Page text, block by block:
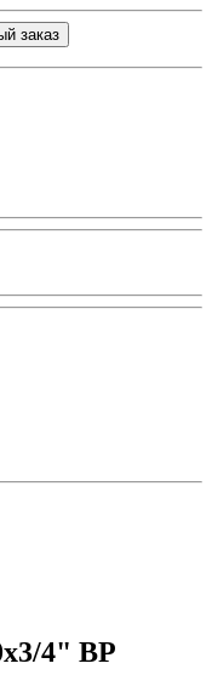
заказ
4" ВР